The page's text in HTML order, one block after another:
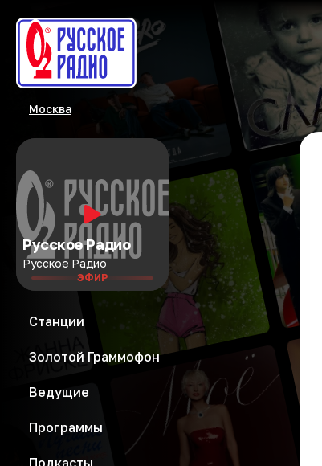
Москва
Русское Радио
Русское Радио
ЭФИР
Станции
Золотой Граммофон
Ведущие
Программы
Подкасты